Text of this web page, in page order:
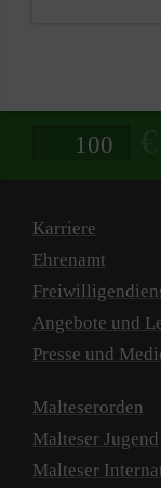
Spendenbetrag
Karriere
Ehrenamt
Angebote und
Presse und
Malteserorden
Malteser Jugend
Malteser